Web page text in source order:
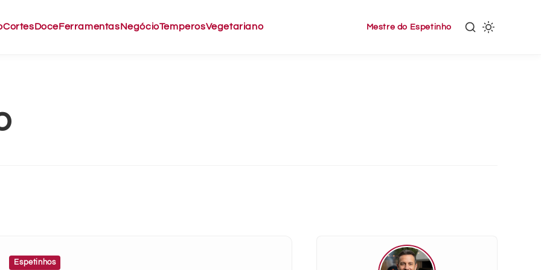
CortesDoceFerramentasNegócioTemperosVegetariano Mestre do Espetinho
Espetinhos